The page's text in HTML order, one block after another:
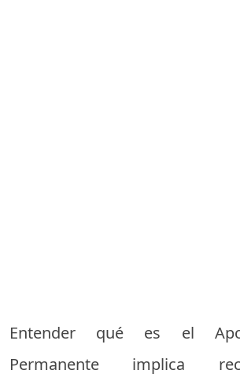
Entender qué es el
Permanente implica